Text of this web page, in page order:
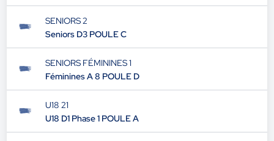
SENIORS 2
Seniors D3 POULE C
SENIORS FÉMININES 1
Féminines A 8 POULE D
U18 21
U18 D1 Phase 1 POULE A